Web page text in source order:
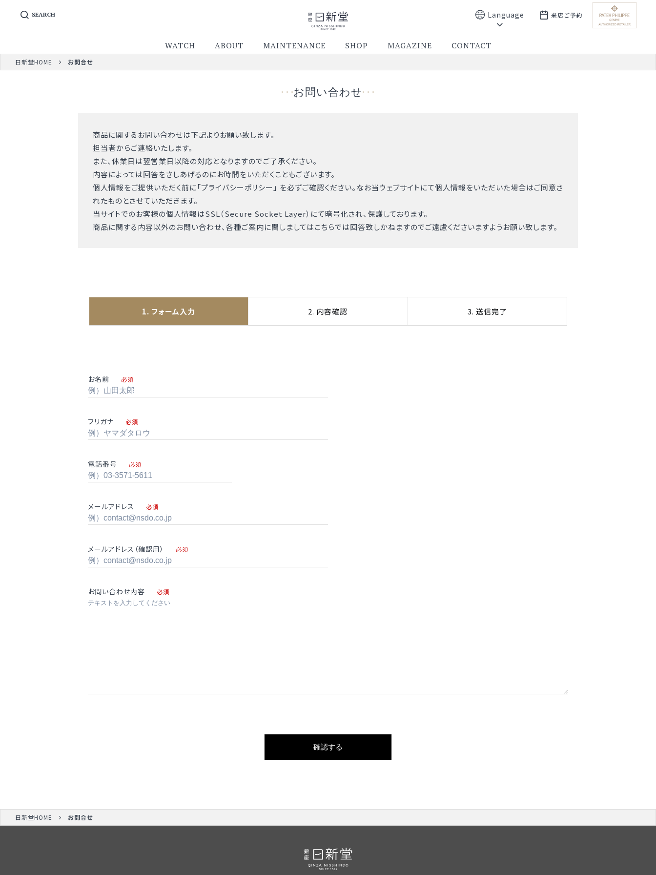
WATCH ABOUT MAINTENANCE SHOP MAGAZINE CONTACT
SEARCH Language 来店ご予約
日新堂HOME お問合せ
お問い合わせ
商品に関するお問い合わせは下記よりお願い致します。
担当者からご連絡いたします。
また、休業日は翌営業日以降の対応となりますのでご了承ください。
内容によっては回答をさしあげるのにお時間をいただくこともございます。
個人情報をご提供いただく前に「プライバシーポリシー 」 を必ずご確認ください。なお当ウェブサイトにて個人情報をいただいた場合はご同意さ
れたものとさせていただきます。
当サイトでのお客様の個人情報はSSL（Secure Socket Layer）にて暗号化され、保護しております。
商品に関する内容以外のお問い合わせ、各種ご案内に関しましてはこちらでは回答致しかねますのでご遠慮くださいますようお願い致します。
1. フォーム入力 2. 内容確認 3. 送信完了
お名前 必須
フリガナ 必須
電話番号 必須
メールアドレス 必須
メールアドレス（確認用） 必須
お問い合わせ内容 必須
日新堂HOME お問合せ